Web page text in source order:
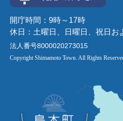
開庁時間：9時～17時
休日：土曜日、日曜日、祝日お
法人番号8000020273015
Copyright Shimamoto Town. All Rights